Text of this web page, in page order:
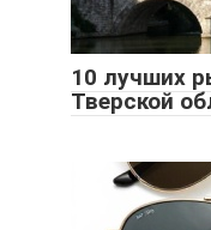
10 лучших
Тверской